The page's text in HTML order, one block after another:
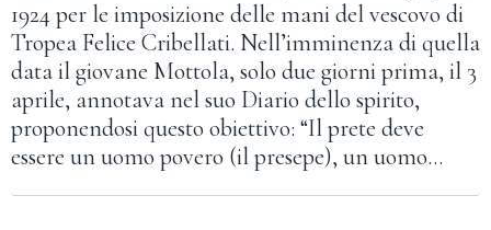
1924 per le imposizione delle mani del vescovo di
Tropea Felice Cribellati. Nell’imminenza di quella
data il giovane Mottola, solo due giorni prima, il 3
aprile, annotava nel suo Diario dello spirito,
proponendosi questo obiettivo: “Il prete deve
essere un uomo povero (il presepe), un uomo…